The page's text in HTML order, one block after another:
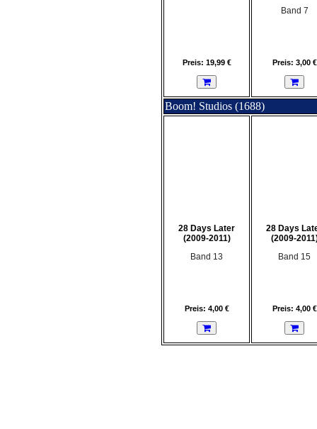
Preis: 19,99 €
Band 7
Preis: 3,00 €
Boom! Studios (1688)
28 Days Later
(2009-2011)
Band 13
Preis: 4,00 €
28 Days
(2009-
Band 15
Preis: 4,00 €